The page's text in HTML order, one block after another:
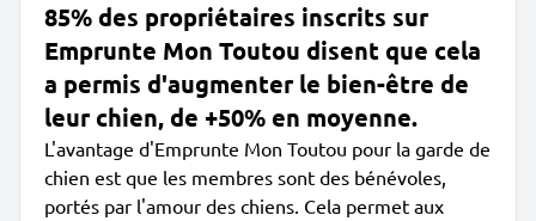
85% des propriétaires inscrits sur
Emprunte Mon Toutou disent que cela
a permis d'augmenter le bien-être de
leur chien, de +50% en moyenne.
L'avantage d'Emprunte Mon Toutou pour la garde de
chien est que les membres sont des bénévoles,
portés par l'amour des chiens. Cela permet aux